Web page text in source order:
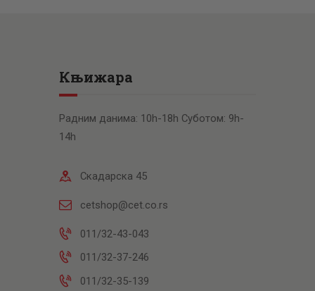
Књижара
Радним данима: 10h-18h Суботом: 9h-
14h
Скадарска 45
cetshop@cet.co.rs
011/32-43-043
011/32-37-246
011/32-35-139